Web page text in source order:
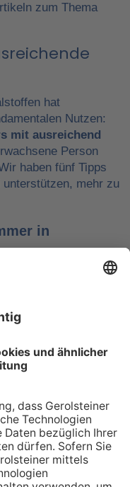
zum Thema
hat
Nutzen:
mit ausreichend
Person
haben fünf Tipps
mehr zu
in
Freizeit: Wasser
immer
PET-Flaschen mit
Aufstehen
Um gut in
direkt nach dem
trinken. Stelle dir
direkt ans